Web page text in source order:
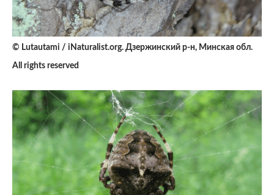
© Lutautami / iNaturalist.org. Дзержинский р-н, Минская обл.
All rights reserved